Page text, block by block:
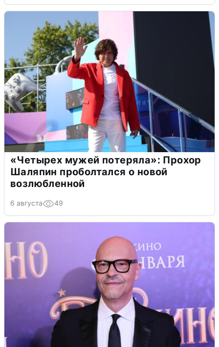
«Четырех мужей потеряла»: Прохор
Шаляпин проболтался о новой
возлюбленной
6 августа 49